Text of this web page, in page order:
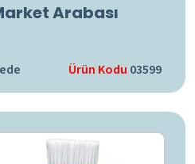
Arabası
Ürün Kodu 03599